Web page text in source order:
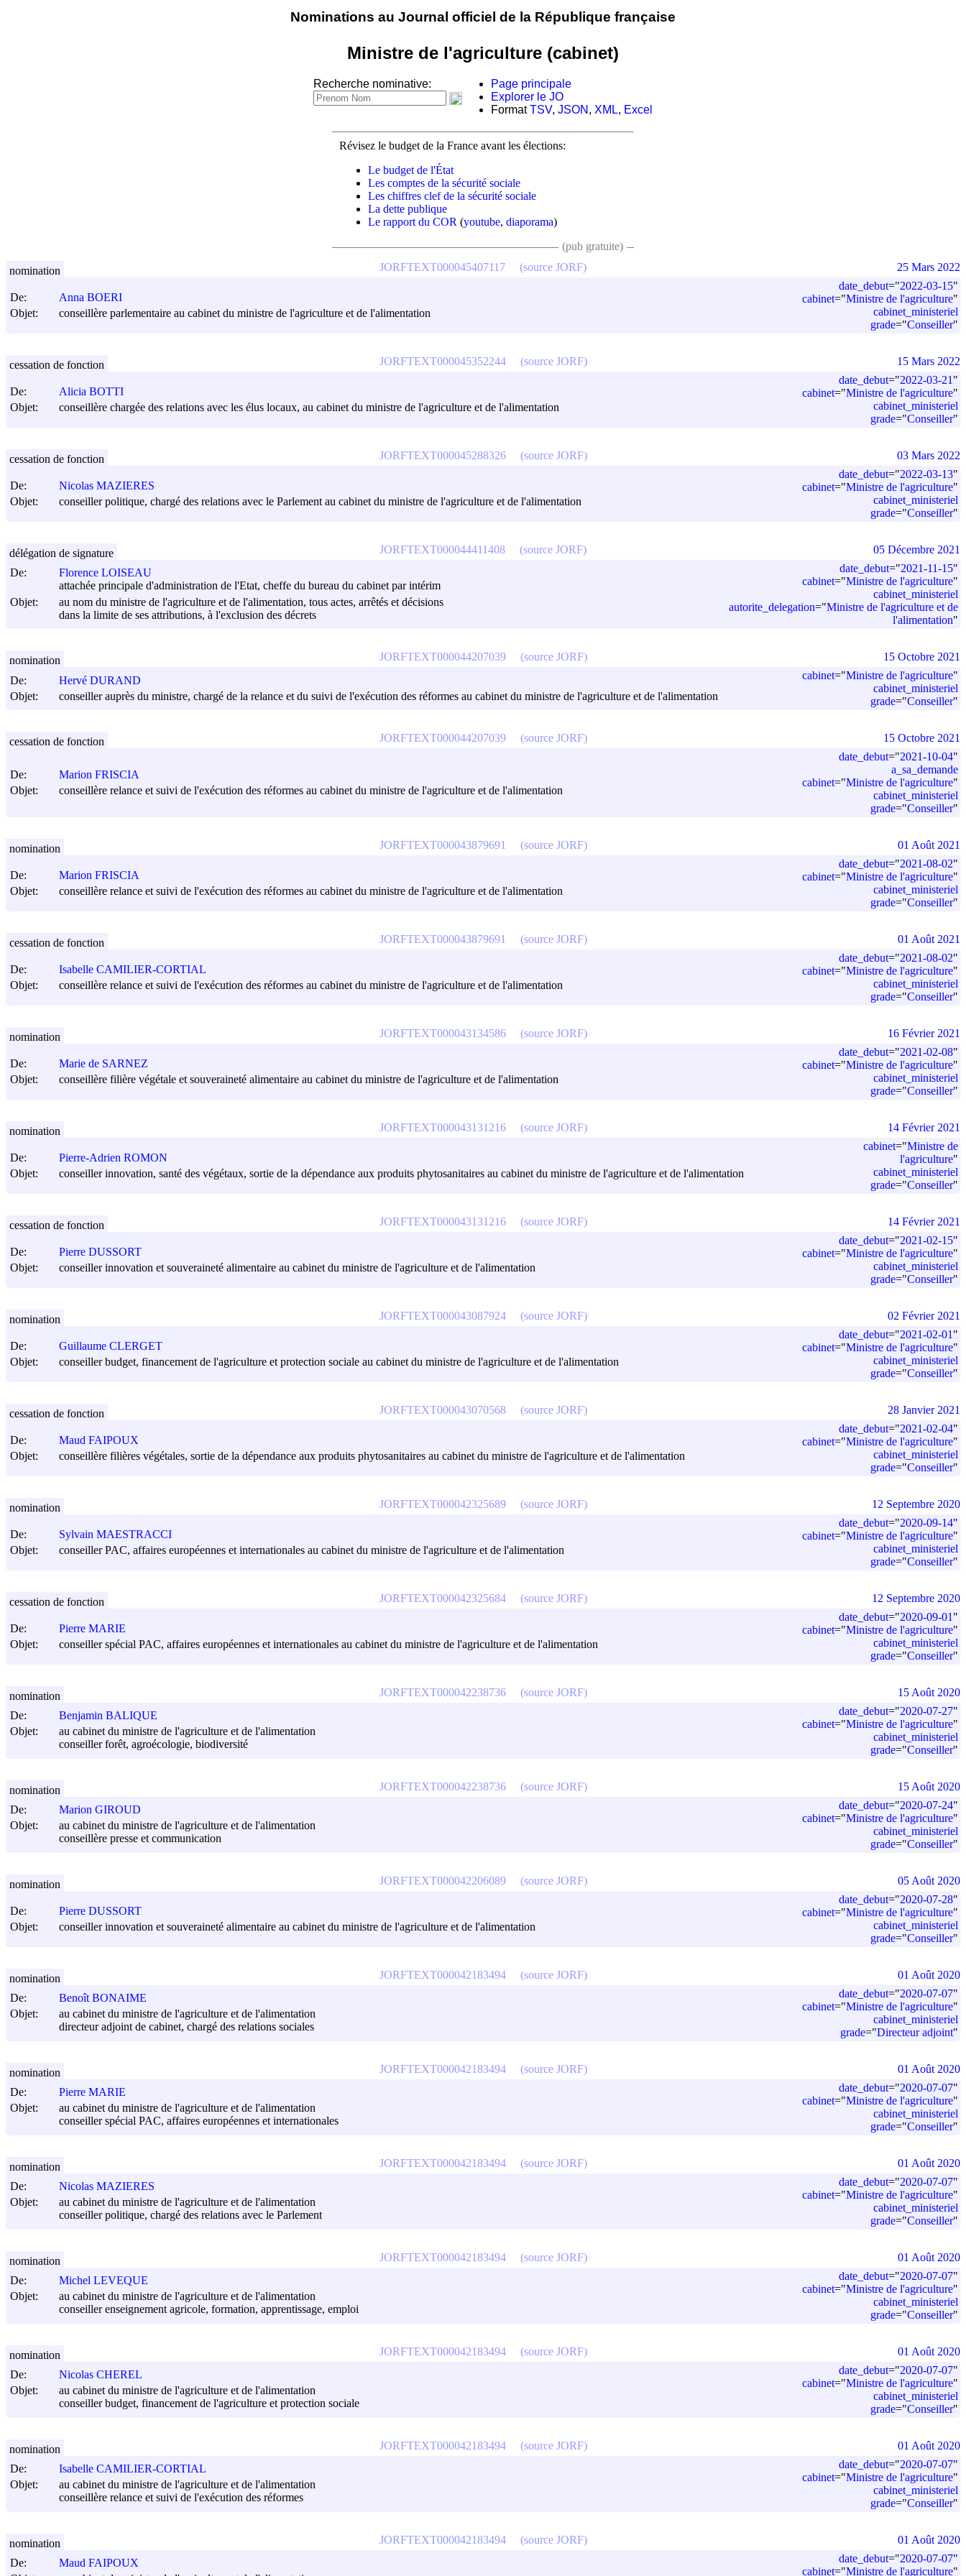
Nominations au Journal officiel de la République française
Ministre de l'agriculture (cabinet)
Recherche nominative:
Page principale
Explorer le JO
FormatTSV, JSON , XML, Excel
Révisez le budget de la France avant les élections:
Le budget de l'État
Les comptes de la sécurité sociale
Les chiffres clef de la sécurité sociale
La dette publique
Le rapport du COR (youtube, diaporama)
(pub gratuite)
De:
Anna BOERI
Objet:
conseillère parlementaire au cabinet du ministre de l'agriculture et de l'alimentation
date_debut="2022-03-15"
cabinet="Ministre de l'agriculture"
cabinet_ministeriel
grade="Conseiller"
JORFTEXT000045407117 (source JORF)
nomination 25 Mars 2022
De:
Alicia BOTTI
Objet:
conseillère chargée des relations avec les élus locaux, au cabinet du ministre de l'agriculture et de l'alimentation
date_debut="2022-03-21 "
cabinet="Ministre de l'agriculture"
cabinet_ministeriel
grade="Conseiller"
JORFTEXT000045352244 (source JORF)
cessation de fonction 15 Mars 2022
De:
Nicolas MAZIERES
Objet:
conseiller politique, chargé des relations avec le Parlement au cabinet du ministre de l'agriculture et de l'alimentation
date_debut="2022-03-13"
cabinet="Ministre de l'agriculture"
cabinet_ministeriel
grade="Conseiller"
JORFTEXT000045288326 (source JORF)
cessation de fonction 03 Mars 2022
De:
Florence LOISEAU
attachée principale d'administration de l'Etat, cheffe du bureau du cabinet par intérim
Objet:
au nom du ministre de l'agriculture et de l'alimentation, tous actes, arrêtés et décisions
dans la limite de ses attributions, à l'exclusion des décrets
date_debut="2021-11-15"
cabinet="Ministre de l'agriculture"
cabinet_ministeriel
autorite_delegation="Ministre de l'agriculture et de
l'alimentation"
JORFTEXT000044411408 (source JORF)
délégation de signature 05 Décembre 2021
De:
Hervé DURAND
Objet:
conseiller auprès du ministre, chargé de la relance et du suivi de l'exécution des réformes au cabinet du ministre de l'agriculture et de l'alimentation
cabinet="Ministre de l'agriculture"
cabinet_ministeriel
grade="Conseiller"
JORFTEXT000044207039 (source JORF)
nomination 15 Octobre 2021
De:
Marion FRISCIA
Objet:
conseillère relance et suivi de l'exécution des réformes au cabinet du ministre de l'agriculture et de l'alimentation
date_debut="2021-10-04"
a_sa_demande
cabinet="Ministre de l'agriculture"
cabinet_ministeriel
grade="Conseiller"
JORFTEXT000044207039 (source JORF)
cessation de fonction 15 Octobre 2021
De:
Marion FRISCIA
Objet:
conseillère relance et suivi de l'exécution des réformes au cabinet du ministre de l'agriculture et de l'alimentation
date_debut="2021-08-02"
cabinet="Ministre de l'agriculture"
cabinet_ministeriel
grade="Conseiller"
JORFTEXT000043879691 (source JORF)
nomination 01 Août 2021
De:
Isabelle CAMILIER-CORTIAL
Objet:
conseillère relance et suivi de l'exécution des réformes au cabinet du ministre de l'agriculture et de l'alimentation
date_debut="2021-08-02"
cabinet="Ministre de l'agriculture"
cabinet_ministeriel
grade="Conseiller"
JORFTEXT000043879691 (source JORF)
cessation de fonction 01 Août 2021
De:
Marie de SARNEZ
Objet:
conseillère filière végétale et souveraineté alimentaire au cabinet du ministre de l'agriculture et de l'alimentation
date_debut="2021-02-08"
cabinet="Ministre de l'agriculture"
cabinet_ministeriel
grade="Conseiller"
JORFTEXT000043134586 (source JORF)
nomination 16 Février 2021
De:
Pierre-Adrien ROMON
Objet:
conseiller innovation, santé des végétaux, sortie de la dépendance aux produits phytosanitaires au cabinet du ministre de l'agriculture et de l'alimentation
cabinet="Ministre de
l'agriculture"
cabinet_ministeriel
grade="Conseiller"
JORFTEXT000043131216 (source JORF)
nomination 14 Février 2021
De:
Pierre DUSSORT
Objet:
conseiller innovation et souveraineté alimentaire au cabinet du ministre de l'agriculture et de l'alimentation
date_debut="2021-02-15"
cabinet="Ministre de l'agriculture"
cabinet_ministeriel
grade="Conseiller"
JORFTEXT000043131216 (source JORF)
cessation de fonction 14 Février 2021
De:
Guillaume CLERGET
Objet:
conseiller budget, financement de l'agriculture et protection sociale au cabinet du ministre de l'agriculture et de l'alimentation
date_debut="2021-02-01 "
cabinet="Ministre de l'agriculture"
cabinet_ministeriel
grade="Conseiller"
JORFTEXT000043087924 (source JORF)
nomination 02 Février 2021
De:
Maud FAIPOUX
Objet:
conseillère filières végétales, sortie de la dépendance aux produits phytosanitaires au cabinet du ministre de l'agriculture et de l'alimentation
date_debut="2021-02-04"
cabinet="Ministre de l'agriculture"
cabinet_ministeriel
grade="Conseiller"
JORFTEXT000043070568 (source JORF)
cessation de fonction 28 Janvier 2021
De:
Sylvain MAESTRACCI
Objet:
conseiller PAC, affaires européennes et internationales au cabinet du ministre de l'agriculture et de l'alimentation
date_debut="2020-09-14"
cabinet="Ministre de l'agriculture"
cabinet_ministeriel
grade="Conseiller"
JORFTEXT000042325689 (source JORF)
nomination 12 Septembre 2020
De:
Pierre MARIE
Objet:
conseiller spécial PAC, affaires européennes et internationales au cabinet du ministre de l'agriculture et de l'alimentation
date_debut="2020-09-01 "
cabinet="Ministre de l'agriculture"
cabinet_ministeriel
grade="Conseiller"
JORFTEXT000042325684 (source JORF)
cessation de fonction 12 Septembre 2020
De:
Benjamin BALIQUE
Objet:
au cabinet du ministre de l'agriculture et de l'alimentation
conseiller forêt, agroécologie, biodiversité
date_debut="2020-07-27"
cabinet="Ministre de l'agriculture"
cabinet_ministeriel
grade="Conseiller"
JORFTEXT000042238736 (source JORF)
nomination 15 Août 2020
De:
Marion GIROUD
Objet:
au cabinet du ministre de l'agriculture et de l'alimentation
conseillère presse et communication
date_debut="2020-07-24"
cabinet="Ministre de l'agriculture"
cabinet_ministeriel
grade="Conseiller"
JORFTEXT000042238736 (source JORF)
nomination 15 Août 2020
De:
Pierre DUSSORT
Objet:
conseiller innovation et souveraineté alimentaire au cabinet du ministre de l'agriculture et de l'alimentation
date_debut="2020-07-28"
cabinet="Ministre de l'agriculture"
cabinet_ministeriel
grade="Conseiller"
JORFTEXT000042206089 (source JORF)
nomination 05 Août 2020
De:
Benoît BONAIME
Objet:
au cabinet du ministre de l'agriculture et de l'alimentation
directeur adjoint de cabinet, chargé des relations sociales
date_debut="2020-07-07"
cabinet="Ministre de l'agriculture"
cabinet_ministeriel
grade="Directeur adjoint"
JORFTEXT000042183494 (source JORF)
nomination 01 Août 2020
De:
Pierre MARIE
Objet:
au cabinet du ministre de l'agriculture et de l'alimentation
conseiller spécial PAC, affaires européennes et internationales
date_debut="2020-07-07"
cabinet="Ministre de l'agriculture"
cabinet_ministeriel
grade="Conseiller"
JORFTEXT000042183494 (source JORF)
nomination 01 Août 2020
De:
Nicolas MAZIERES
Objet:
au cabinet du ministre de l'agriculture et de l'alimentation
conseiller politique, chargé des relations avec le Parlement
date_debut="2020-07-07"
cabinet="Ministre de l'agriculture"
cabinet_ministeriel
grade="Conseiller"
JORFTEXT000042183494 (source JORF)
nomination 01 Août 2020
De:
Michel LEVEQUE
Objet:
au cabinet du ministre de l'agriculture et de l'alimentation
conseiller enseignement agricole, formation, apprentissage, emploi
date_debut="2020-07-07"
cabinet="Ministre de l'agriculture"
cabinet_ministeriel
grade="Conseiller"
JORFTEXT000042183494 (source JORF)
nomination 01 Août 2020
De:
Nicolas CHEREL
Objet:
au cabinet du ministre de l'agriculture et de l'alimentation
conseiller budget, financement de l'agriculture et protection sociale
date_debut="2020-07-07"
cabinet="Ministre de l'agriculture"
cabinet_ministeriel
grade="Conseiller"
JORFTEXT000042183494 (source JORF)
nomination 01 Août 2020
De:
Isabelle CAMILIER-CORTIAL
Objet:
au cabinet du ministre de l'agriculture et de l'alimentation
conseillère relance et suivi de l'exécution des réformes
date_debut="2020-07-07"
cabinet="Ministre de l'agriculture"
cabinet_ministeriel
grade="Conseiller"
JORFTEXT000042183494 (source JORF)
nomination 01 Août 2020
De:
Maud FAIPOUX
date_debut="2020-07-07"
cabinet="Ministre de l'agriculture"
JORFTEXT000042183494 (source JORF)
nomination 01 Août 2020